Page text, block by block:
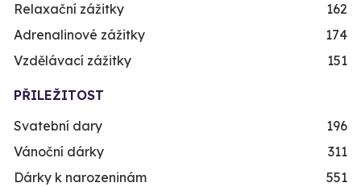
Relaxační zážitky
162
Adrenalinové zážitky
174
Vzdělávací zážitky
151
PŘILEŽITOST
Svatební dary
196
Vánoční dárky
311
Dárky k narozeninám
551